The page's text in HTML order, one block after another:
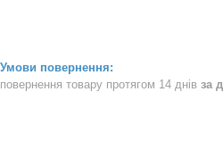
повернення товару протягом 14 днів за